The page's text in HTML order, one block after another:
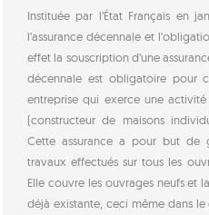
Instituée par l’État Français en
l’assurance décennale et
effet la souscription d’une
décennale est obligatoire pour
entreprise qui exerce une
(constructeur de maisons
Cette assurance a pour but de
travaux effectués sur tous les
Elle couvre les ouvrages neufs et
déjà existante, ceci même dans le